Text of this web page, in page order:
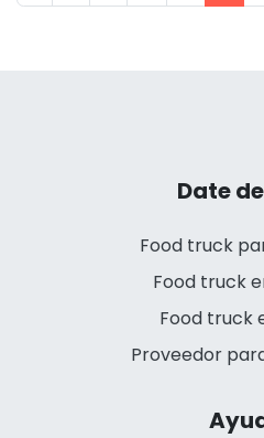
Date
Food truck
Food truck
Food truck
Proveedor